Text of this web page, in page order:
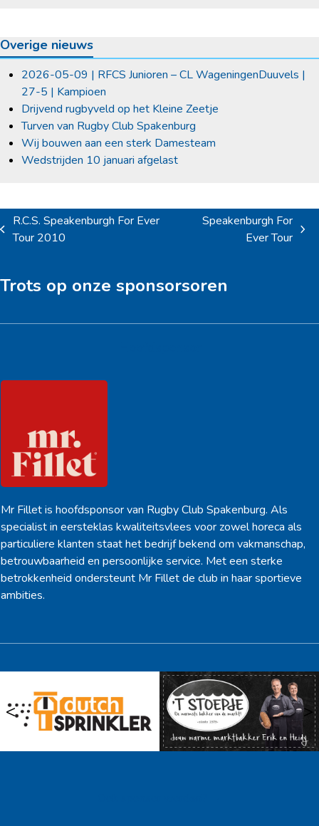
Overige nieuws
2026-05-09 | RFCS Junioren – CL WageningenDuuvels |
27-5 | Kampioen
Drijvend rugbyveld op het Kleine Zeetje
Turven van Rugby Club Spakenburg
Wij bouwen aan een sterk Damesteam
Wedstrijden 10 januari afgelast
previous
R.C.S. Speakenburgh For Ever
Tour 2010
Speakenburgh For
Ever Tour
Trots op onze sponsorsoren
Mr Fillet is hoofdsponsor van Rugby Club Spakenburg. Als
specialist in eersteklas kwaliteitsvlees voor zowel horeca als
particuliere klanten staat het bedrijf bekend om vakmanschap,
betrouwbaarheid en persoonlijke service. Met een sterke
betrokkenheid ondersteunt Mr Fillet de club in haar sportieve
ambities.
< >